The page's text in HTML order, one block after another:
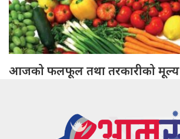
आजको फलफूल तथा तरकारीको मूल्य